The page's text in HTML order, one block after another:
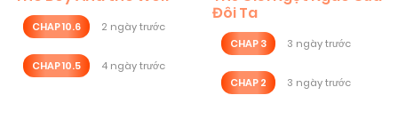
CHAP 10.6 2 ngày trước
CHAP 10.5 4 ngày trước
Đôi Ta
CHAP 3 3 ngày trước
CHAP 2 3 ngày trước